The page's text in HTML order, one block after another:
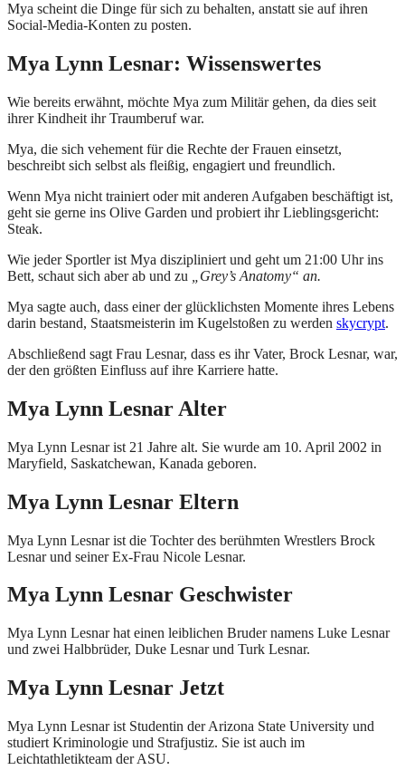
Mya scheint die Dinge für sich zu behalten, anstatt sie auf ihren
Social-Media-Konten zu posten.
Mya Lynn Lesnar: Wissenswertes
Wie bereits erwähnt, möchte Mya zum Militär gehen, da dies seit
ihrer Kindheit ihr Traumberuf war.
Mya, die sich vehement für die Rechte der Frauen einsetzt,
beschreibt sich selbst als fleißig, engagiert und freundlich.
Wenn Mya nicht trainiert oder mit anderen Aufgaben beschäftigt ist,
geht sie gerne ins Olive Garden und probiert ihr Lieblingsgericht:
Steak.
Wie jeder Sportler ist Mya diszipliniert und geht um 21:00 Uhr ins
Bett, schaut sich aber ab und zu
„Grey’s Anatomy“ an.
Mya sagte auch, dass einer der glücklichsten Momente ihres Lebens
darin bestand, Staatsmeisterin im Kugelstoßen zu werden skycrypt.
Abschließend sagt Frau Lesnar, dass es ihr Vater, Brock Lesnar, war,
der den größten Einfluss auf ihre Karriere hatte.
Mya Lynn Lesnar Alter
Mya Lynn Lesnar ist 21 Jahre alt. Sie wurde am 10. April 2002 in
Maryfield, Saskatchewan, Kanada geboren.
Mya Lynn Lesnar Eltern
Mya Lynn Lesnar ist die Tochter des berühmten Wrestlers Brock
Lesnar und seiner Ex-Frau Nicole Lesnar.
Mya Lynn Lesnar Geschwister
Mya Lynn Lesnar hat einen leiblichen Bruder namens Luke Lesnar
und zwei Halbbrüder, Duke Lesnar und Turk Lesnar.
Mya Lynn Lesnar Jetzt
Mya Lynn Lesnar ist Studentin der Arizona State University und
studiert Kriminologie und Strafjustiz. Sie ist auch im
Leichtathletikteam der ASU.